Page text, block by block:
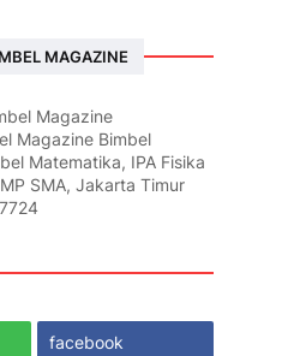
MAGAZINE
Magazine Bimbel
Matematika, IPA Fisika
SMA, Jakarta Timur
facebook